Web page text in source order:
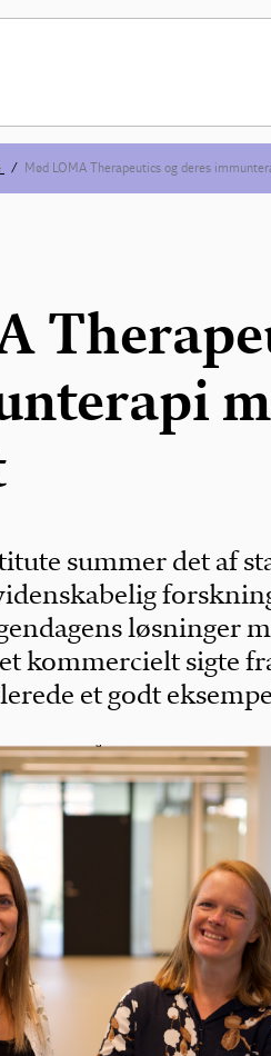
Mød LOMA Therapeutics og deres
summer det af
løsninger
kommercielt sigte
et godt